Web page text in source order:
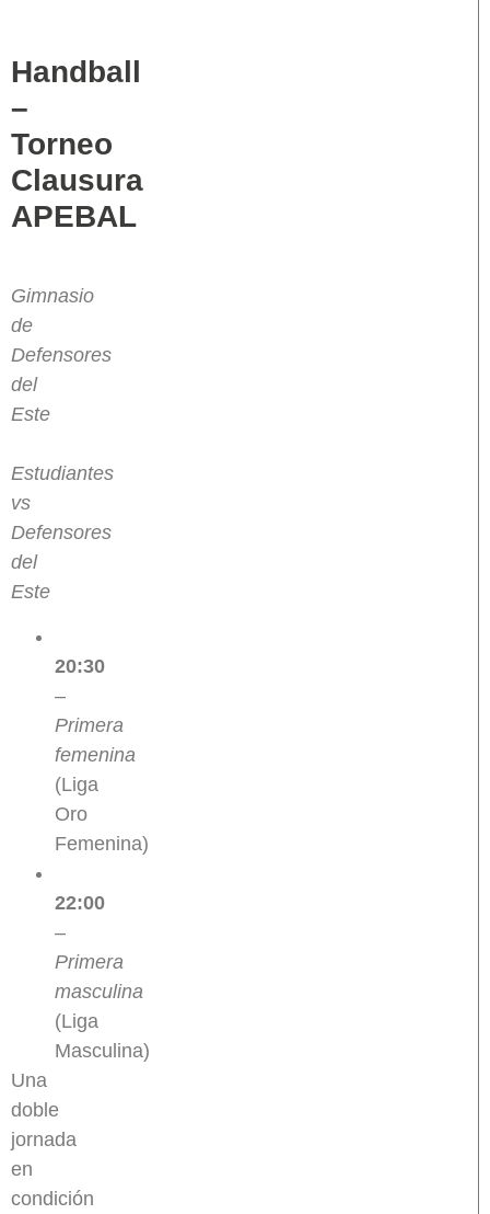
Handball
–
Torneo
Clausura
APEBAL
Gimnasio
de
Defensores
del
Este
Estudiantes
vs
Defensores
del
Este
20:30
–
Primera
femenina
(Liga
Oro
Femenina)
22:00
–
Primera
masculina
(Liga
Masculina)
Una
doble
jornada
en
condición